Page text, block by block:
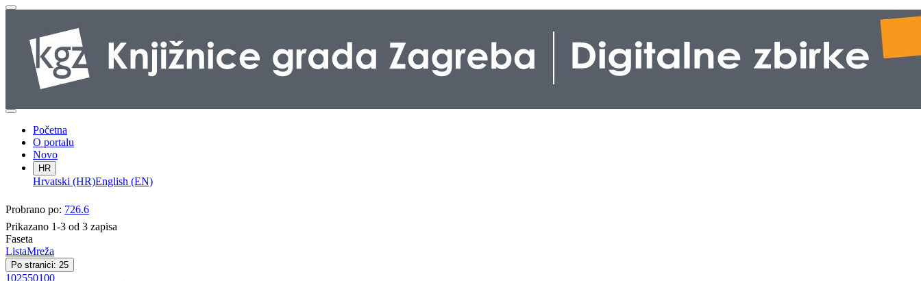
Početna
O portalu
Novo
HR
Hrvatski (HR)English (EN)
Probrano po: 726.6
Prikazano 1-3 od 3 zapisa
Faseta
ListaMreža
Po stranici: 25
102550100